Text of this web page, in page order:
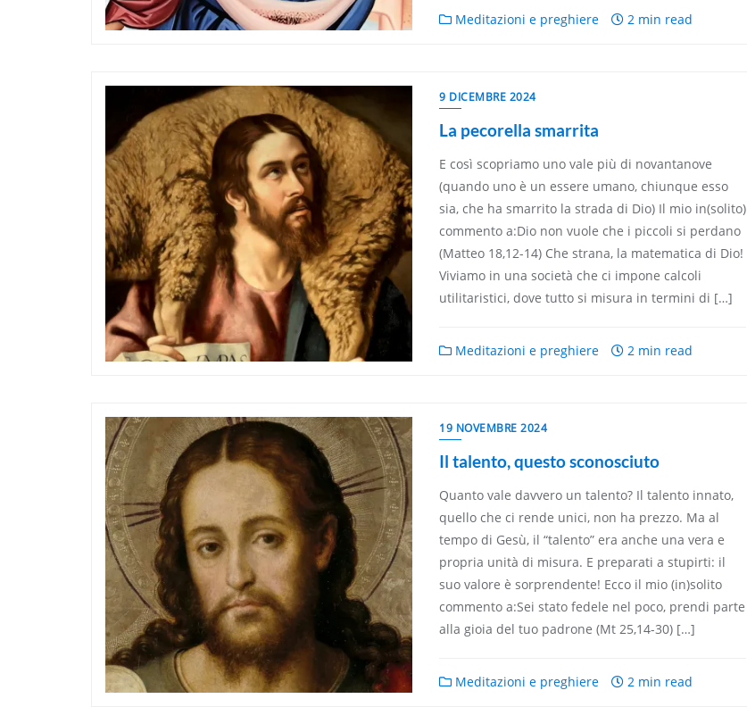
Meditazioni e preghiere 2 min read
9 DICEMBRE 2024
La pecorella smarrita
E così scopriamo uno vale più di novantanove
(quando uno è un essere umano, chiunque esso
sia, che ha smarrito la strada di Dio) Il mio in(solito)
commento a:Dio non vuole che i piccoli si perdano
(Matteo 18,12-14) Che strana, la matematica di Dio!
Viviamo in una società che ci impone calcoli
utilitaristici, dove tutto si misura in termini di […]
Meditazioni e preghiere 2 min read
19 NOVEMBRE 2024
Il talento, questo sconosciuto
Quanto vale davvero un talento? Il talento innato,
quello che ci rende unici, non ha prezzo. Ma al
tempo di Gesù, il “talento” era anche una vera e
propria unità di misura. E preparati a stupirti: il
suo valore è sorprendente! Ecco il mio (in)solito
commento a:Sei stato fedele nel poco, prendi parte
alla gioia del tuo padrone (Mt 25,14-30) […]
Meditazioni e preghiere 2 min read